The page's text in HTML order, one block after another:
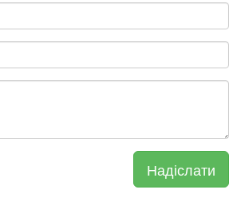
Надіслати